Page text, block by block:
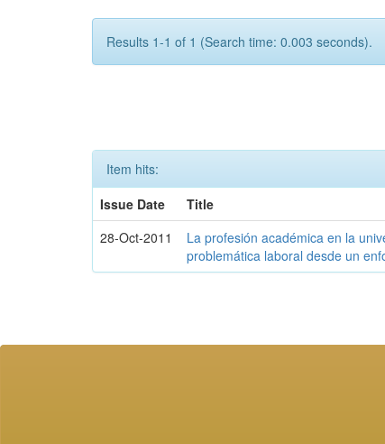
Results 1-1 of 1 (Search time: 0.003 seconds).
Item hits:
Issue Date
Title
28-Oct-2011
La profesión académica en la
problemática laboral desde un